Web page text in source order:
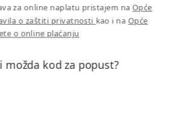
za online naplatu pristajem na Opće
o zaštiti privatnosti kao i na Opće
o online plaćanju
možda kod za popust?